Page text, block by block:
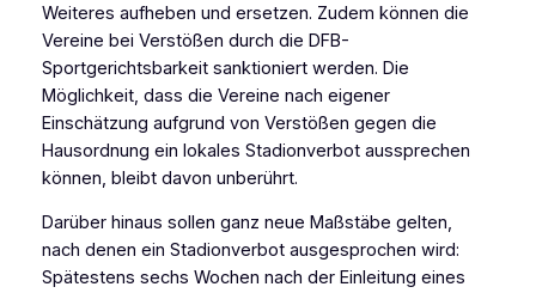
Weiteres aufheben und ersetzen. Zudem können die
Vereine bei Verstößen durch die DFB-
Sportgerichtsbarkeit sanktioniert werden. Die
Möglichkeit, dass die Vereine nach eigener
Einschätzung aufgrund von Verstößen gegen die
Hausordnung ein lokales Stadionverbot aussprechen
können, bleibt davon unberührt.
Darüber hinaus sollen ganz neue Maßstäbe gelten,
nach denen ein Stadionverbot ausgesprochen wird:
Spätestens sechs Wochen nach der Einleitung eines